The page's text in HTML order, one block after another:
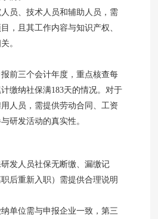
人员、技术人员和辅助人员，需
，且其工作内容与知识产权、
。
前三个会计年度，重点核查每
缴纳社保满183天的情况。对于
人员，需提供劳动合同、工资
研发活动的真实性。
研发人员社保无断缴、漏缴记
后重新入职）需提供合理说明
纳单位需与申报企业一致，第三